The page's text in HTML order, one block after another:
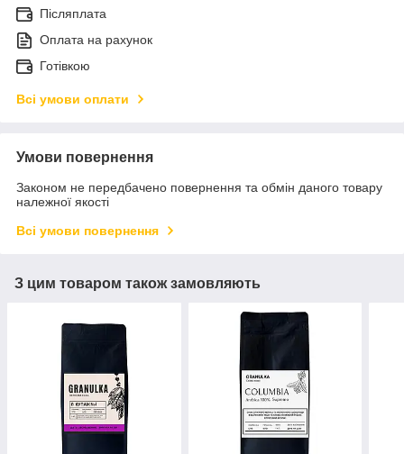
Післяплата
Оплата на рахунок
Готівкою
Всі умови оплати
Умови повернення
Законом не передбачено повернення та обмін даного товару
належної якості
Всі умови повернення
З цим товаром також замовляють